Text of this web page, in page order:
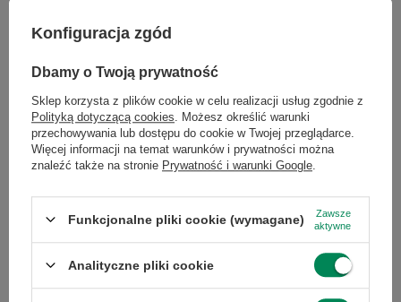
Gwarantujemy naprawę lub wymianę sprzętu do 6 miesięcy od
daty zakupu. Prosimy o kontakt telefoniczny ze sklepem, aby
formularza reklamacji, proszę zlecić odbiór
paczkomat. Gwarancja nie obejmuje lampy projektora, tuszy,
tonerów, głowic drukarek - stanowią one części
eksploatacyjne tych urządzeń, zgodnie z warunkami gwarancji
producenta. Gwarancja na baterię laptopa wynosi 3 miesiące -
czas pracy baterii min. 1h.
Zadaj pytanie a my odpowiemy niezwłocznie,
najciekawsze pytania i odpowiedzi publikując
Zadaj pytanie
Konfiguracja zgód
Dbamy o Twoją prywatność
Sklep korzysta z plików cookie w celu realizacji usług zgodnie z
Polityką dotyczącą cookies . Możesz określić warunki
przechowywania lub dostępu do cookie w Twojej przeglądarce.
Więcej informacji na temat warunków i prywatności można
znaleźć także na stronie Prywatność i warunki Google
Funkcjonalne pliki cookie (wymagane)
Zawsze
aktywne
Analityczne pliki cookie